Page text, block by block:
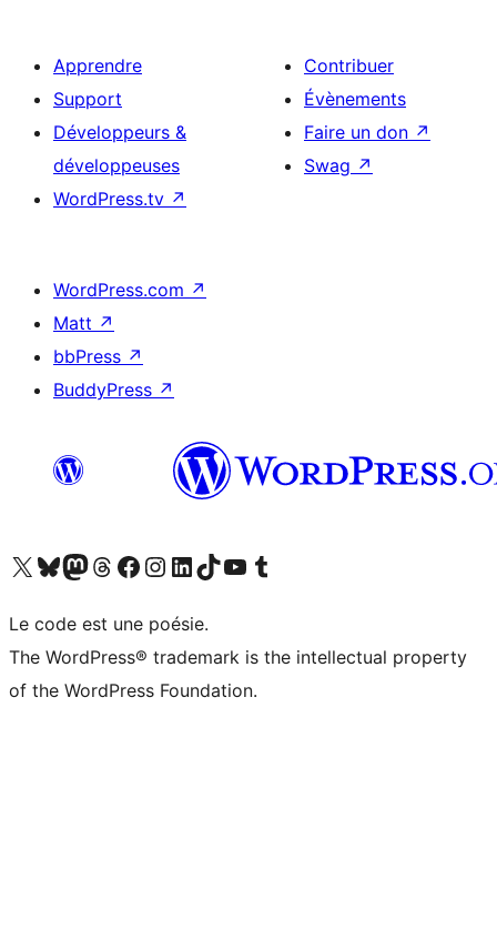
Apprendre
Support
Développeurs &
développeuses
WordPress.tv ↗
Contribuer
Évènements
Faire un don ↗
Swag ↗
WordPress.com ↗
Matt ↗
bbPress ↗
BuddyPress ↗
Visitez notre compte X (précédemment Twitter)
Visiter notre compte Bluesky
Visiter notre compte Mastodon
Visiter notre compte Threads
Consulter notre compte Facebook
Consulter notre compte Instagram
Consulter notre compte LinkedIn
Visiter notre compte TokTok
Visiter notre chaîne YouTube
Visiter notre compte Tumblr
Le code est une poésie.
The WordPress® trademark is the intellectual property
of the WordPress Foundation.